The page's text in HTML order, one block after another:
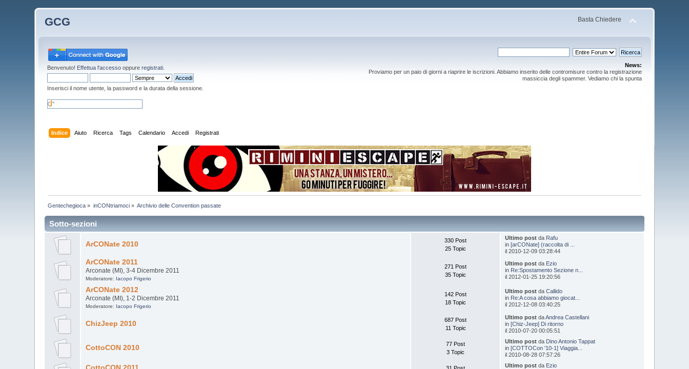
GCG Basta Chiedere
Benvenuto! Effettua l'accesso oppureregistrati
Inserisci il nome utente, la password e la durata della sessione.
News:
Proviamo per un paio di giorni a riaprire le iscrizioni. Abbiamo inserito delle contromisure contro la registrazione
massiccia degli spammer. Vediamo chi la spunta
Indice Aiuto Ricerca Tags Calendario Accedi Registrati
Gentechegioca » inCONtriamoci» Archivio delle Convention passate
Sotto-sezioni
ArCONate 2010
330 Post
25 Topic
Ultimo postda Rafu
in [arCONate] (raccolta di ...
il 2010-12-09 03:28:44
ArCONate 2011
Arconate (MI), 3-4 Dicembre 2011
Moderatore: Iacopo Frigerio
271 Post
35 Topic
Ultimo postda Ezio
in Re:Spostamento Sezione n...
il 2012-01-25 19:20:56
ArCONate 2012
Arconate (MI), 1-2 Dicembre 2011
Moderatore: Iacopo Frigerio
142 Post
18 Topic
Ultimo postda Callido
in Re:A cosa abbiamo giocat...
il 2012-12-08 03:40:25
ChizJeep 2010
687 Post
11 Topic
Ultimo postdaAndrea Castellani
in [Chiz-Jeep] Di ritorno
il 2010-07-20 00:05:51
CottoCON 2010
77 Post
3 Topic
Ultimo postda Dino Antonio Tappat
in [COTTOCon '10-1] Viaggia...
il 2010-08-28 07:57:26
Ultimo postda Ezio